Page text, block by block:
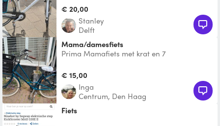
185cm
€ 20,00
Stanley
Delft
Mama/damesfiets
Prima Mamafiets met krat en 7
€ 15,00
Inga
Centrum, Den Haag
fiets